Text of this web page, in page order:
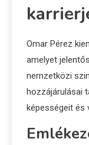
Omar Pérez
amelyet
nemzetközi
hozzájárulásai
képességeit és